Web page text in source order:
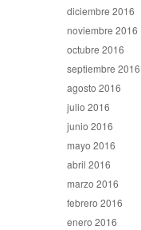
diciembre 2016
noviembre 2016
octubre 2016
septiembre 2016
agosto 2016
julio 2016
junio 2016
mayo 2016
abril 2016
marzo 2016
febrero 2016
enero 2016